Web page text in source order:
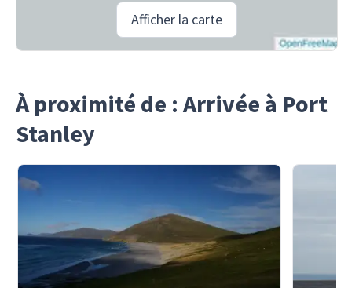
Afficher la carte
À proximité de : Arrivée à Port
Stanley